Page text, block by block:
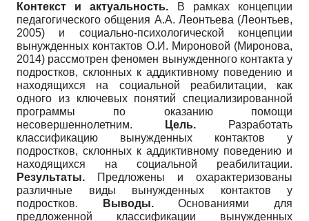
Контекст и актуальность. В рамках концепции
педагогического общения А.А. Леонтьева (Леонтьев,
2005) и социально-психологической концепции
вынужденных контактов О.И. Мироновой (Миронова,
2014) рассмотрен феномен вынужденного контакта у
подростков, склонных к аддиктивному поведению и
находящихся на социальной реабилитации, как
одного из ключевых понятий специализированной
программы по оказанию помощи
несовершеннолетним.
Цель.
Разработать
классификацию вынужденных контактов у
подростков, склонных к аддиктивному поведению и
находящихся на социальной реабилитации.
Результаты. Предложены и охарактеризованы
различные виды вынужденных контактов у
подростков.
Выводы.Основаниями для
предложенной классификации вынужденных